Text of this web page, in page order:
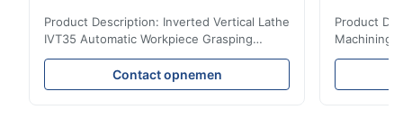
Product Description: Inverted Vertical Lathe
IVT35 Automatic Workpiece Grasping
Automated Production Line CNC Lathe
IVT35 automated production line stands
out with standardized modular design and
Contact opnemen
Product
Machining
Mineral
for the